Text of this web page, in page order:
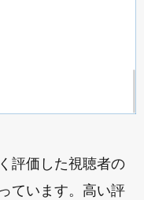
評価した視聴者の
ています。高い評